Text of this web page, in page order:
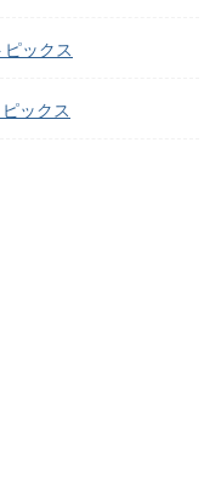
ックス
ックス